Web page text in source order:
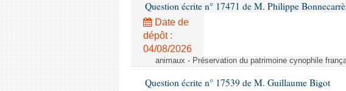
Question écrite n° 17471 de M. Philippe
Date de
dépôt :
04/08/2026
animaux - Préservation du patrimoine cynophile
Question écrite n° 17539 de M. Guillaume Bigot